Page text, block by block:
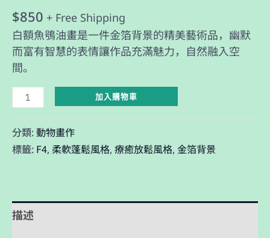
$850 + Free Shipping
白額魚鴞油畫是一件金箔背景的精美藝術品，幽默
而富有智慧的表情讓作品充滿魅力，自然融入空
間。
獨
特
藝
術
品
量
加入購物車
分類:動物畫作
標籤: F4, 柔軟蓬鬆風格, 療癒放鬆風格, 金箔背景
描述